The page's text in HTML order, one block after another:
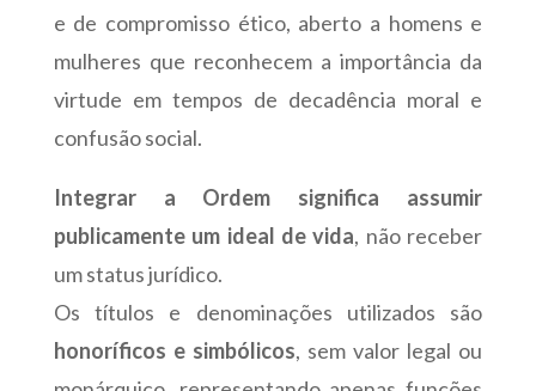
e de compromisso ético, aberto a homens e
mulheres que reconhecem a importância da
virtude em tempos de decadência moral e
confusão social.
Integrar a Ordem significa assumir
publicamente um ideal de vida, não receber
um status jurídico.
Os títulos e denominações utilizados são
honoríficos e simbólicos, sem valor legal ou